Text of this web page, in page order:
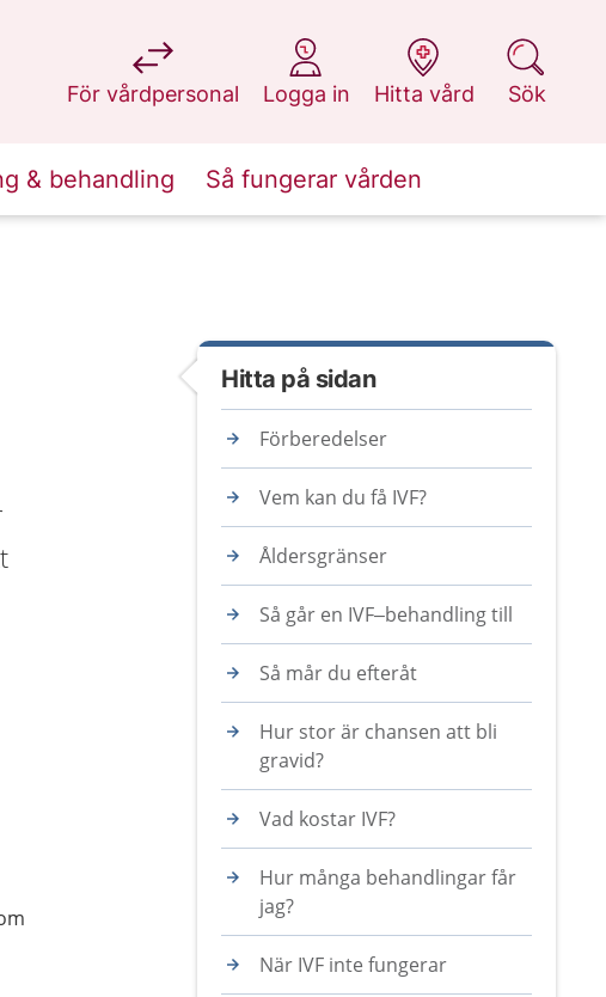
För vårdpersonal
på 1177.se
Logga in
på 1177.se
Hitta vård
på 1177.se
Sök
på 1177.se
& behandling Så fungerar vården
Hitta på sidan
Förberedelser
Vem kan du få IVF?
Åldersgränser
Så går en IVF–behandling till
Så mår du efteråt
Hur stor är chansen att bli
gravid?
Vad kostar IVF?
Hur många behandlingar får
jag?
När IVF inte fungerar